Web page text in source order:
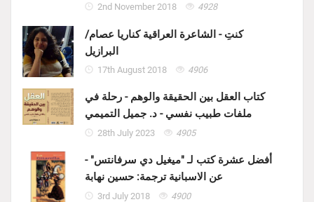
2nd November 2018 4928
كنتِ - الشاعرة العراقية كناريا عصام/
البرازيل
17th August 2018 4906
كتاب العقل بين الحقيقة والوهم - رحلة في
ملفات طبيب نفسي - د. جميل التميمي
28th July 2023 4905
أفضل عشرة كتب لـ "ميغيل دي سرفانتس" -
عن الاسبانية ترجمة: حسين نهابة
3rd July 2018 4900